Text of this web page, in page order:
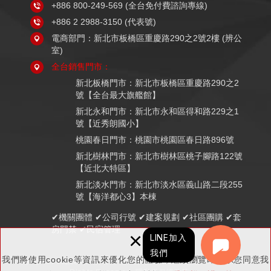
LINE加入
我們
我們將使用cookie等資訊來優化您的體驗，繼續瀏覽即表示您同意我
×
+886 800-249-569 (全台免付費諮詢專線)
+886 2 2988-3150 (代表號)
電商部門：新北市板橋區重慶路290之2號2樓 (辨公
室)
全台銷售門市：
新北板橋門市：新北市板橋區重慶路290之2
號【全台最大旗艦館】
新北永和門市：新北市永和區得和路229之1
號【近秀朗國小】
桃園春日門市：桃園市桃園區春日路896號
新北樹林門市：新北市樹林區桃子腳路122號
【近北大特區】
新北淡水門市：新北市淡水區義山路二段255
號【海洋都心3】本棟
✔機關團體 ✔公司行號 ✔建案規劃 ✔社區團購 ✔套
房門禁 ✔民宿管理
Copyright © K組長電子鎖 (鉅戶數位科技有限公司 統編：83521857) All